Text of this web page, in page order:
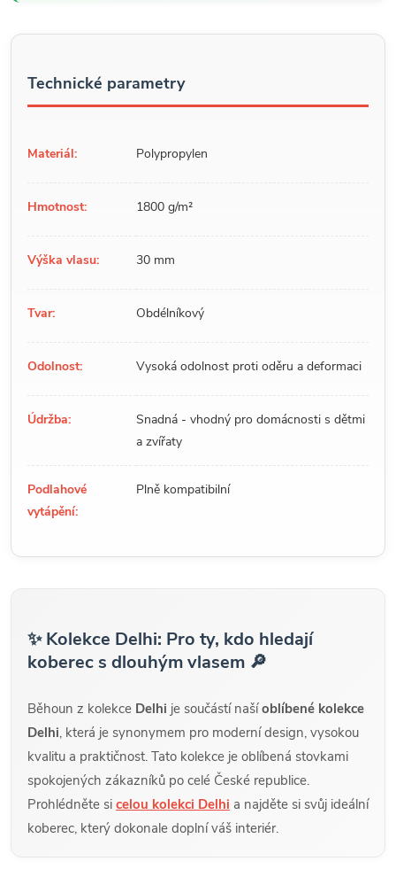
Technické parametry
Materiál: Polypropylen
Hmotnost: 1800 g/m²
Výška vlasu: 30 mm
Tvar: Obdélníkový
Odolnost: Vysoká odolnost proti oděru a deformaci
Údržba:
Snadná - vhodný pro domácnosti s dětmi
a zvířaty
Podlahové
vytápění:
Plně kompatibilní
✨ Kolekce Delhi: Pro ty, kdo hledají
koberec s dlouhým vlasem 🔎
Běhoun z kolekce Delhi je součástí našíoblíbené kolekce
Delhi, která je synonymem pro moderní design, vysokou
kvalitu a praktičnost. Tato kolekce je oblíbená stovkami
spokojených zákazníků po celé České republice.
Prohlédněte si celou kolekci Delhi a najděte si svůj ideální
koberec, který dokonale doplní váš interiér.